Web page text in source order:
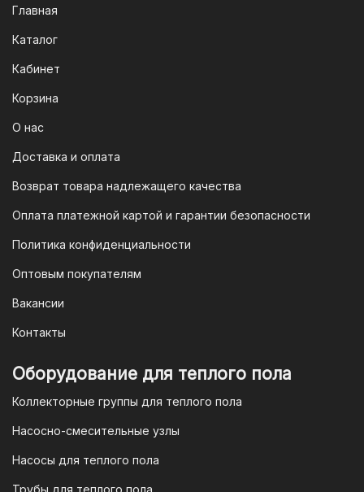
Главная
Каталог
Кабинет
Корзина
О нас
Доставка и оплата
Возврат товара надлежащего качества
Оплата платежной картой и гарантии безопасности
Политика конфиденциальности
Оптовым покупателям
Вакансии
Контакты
Оборудование для теплого пола
Коллекторные группы для теплого пола
Насосно-смесительные узлы
Насосы для теплого пола
Трубы для теплого пола